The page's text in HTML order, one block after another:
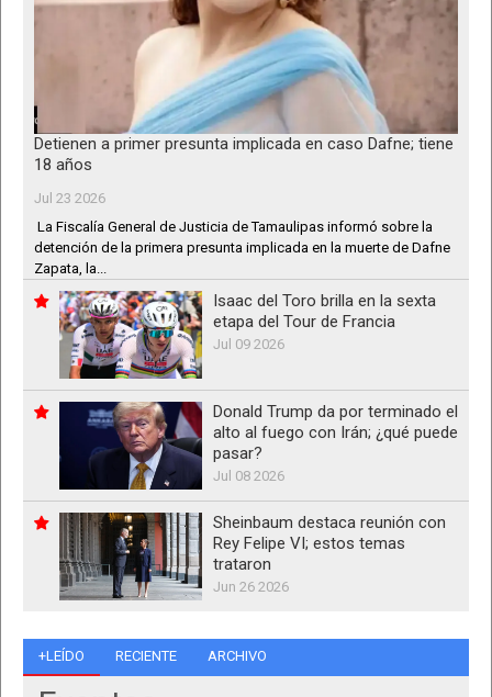
Detienen a primer presunta implicada en caso Dafne; tiene
18 años
Jul 23 2026
La Fiscalía General de Justicia de Tamaulipas informó sobre la
detención de la primera presunta implicada en la muerte de Dafne
Zapata, la...
Isaac del Toro brilla en la sexta
etapa del Tour de Francia
Jul 09 2026
Donald Trump da por terminado el
alto al fuego con Irán; ¿qué puede
pasar?
Jul 08 2026
Sheinbaum destaca reunión con
Rey Felipe VI; estos temas
trataron
Jun 26 2026
+LEÍDO RECIENTE ARCHIVO